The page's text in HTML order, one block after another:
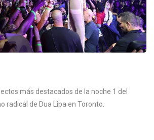
más destacados de la noche 1 del
radical de Dua Lipa en Toronto.